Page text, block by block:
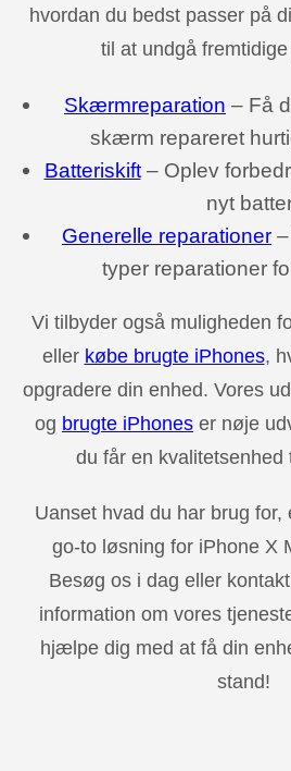
hvordan du bedst passer på
til at undgå
Skærmreparation – Få
skærm repareret
Batteriskift– Oplev
nyt
Generelle reparationer
typer reparationer
Vi tilbyder også muligheden
eller købe brugte iPhones,
opgradere din enhed. Vores
og brugte iPhones er nøje
du får en kvalitetsenhed
Uanset hvad du har brug for,
go-to løsning for iPhone X
Besøg os i dag eller
information om vores
hjælpe dig med at få din
stand!